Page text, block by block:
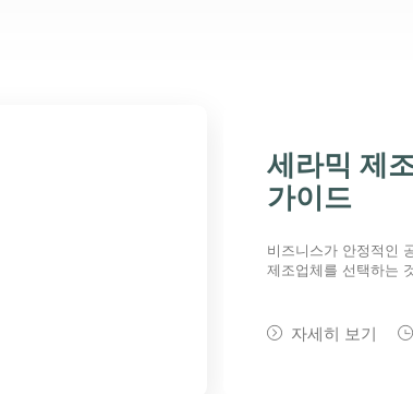
세라믹 제
가이드
비즈니스가 안정적인
제조업체를 선택하는
자세히 보기